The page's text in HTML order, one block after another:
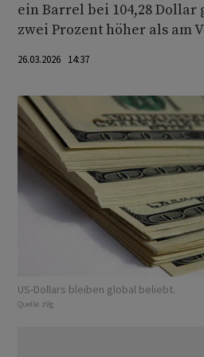
ein Barrel bei 104,28
zwei Prozent höher als am
26.03.2026 14:37
US-Dollars bleiben global beliebt.
Quelle: zVg